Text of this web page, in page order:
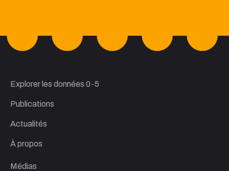
Explorer les données 0-5
Publications
Actualités
À propos
Médias